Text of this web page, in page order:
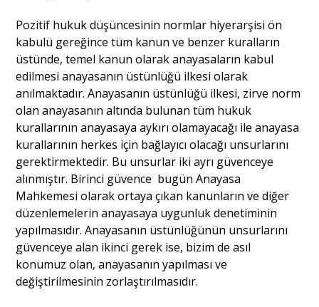
Pozitif hukuk düşüncesinin normlar hiyerarşisi ön
kabulü gereğince tüm kanun ve benzer kuralların
üstünde, temel kanun olarak anayasaların kabul
edilmesi anayasanın üstünlüğü ilkesi olarak
anılmaktadır. Anayasanın üstünlüğü ilkesi, zirve norm
olan anayasanın altında bulunan tüm hukuk
kurallarının anayasaya aykırı olamayacağı ile anayasa
kurallarının herkes için bağlayıcı olacağı unsurlarını
gerektirmektedir. Bu unsurlar iki ayrı güvenceye
alınmıştır. Birinci güvence bugün Anayasa
Mahkemesi olarak ortaya çıkan kanunların ve diğer
düzenlemelerin anayasaya uygunluk denetiminin
yapılmasıdır. Anayasanın üstünlüğünün unsurlarını
güvenceye alan ikinci gerek ise, bizim de asıl
konumuz olan, anayasanın yapılması ve
değiştirilmesinin zorlaştırılmasıdır.